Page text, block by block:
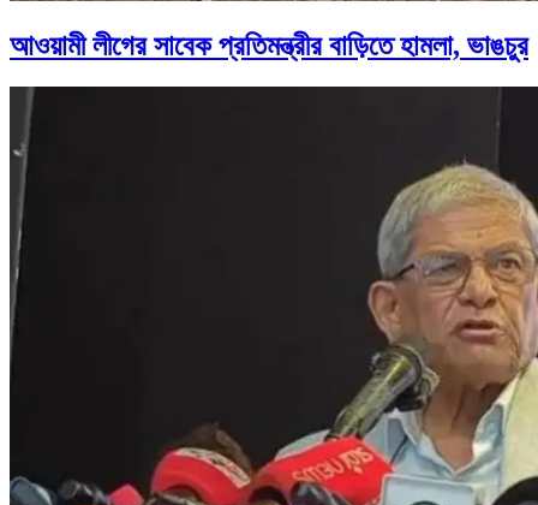
আওয়ামী লীগের সাবেক প্রতিমন্ত্রীর বাড়িতে হামলা, ভাঙচুর